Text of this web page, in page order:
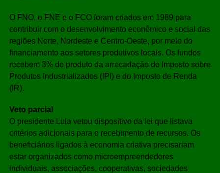
O FNO, o FNE e o FCO foram criados em 1989 para
contribuir com o desenvolvimento econômico e social das
regiões Norte, Nordeste e Centro-Oeste, por meio do
financiamento aos setores produtivos locais. Os fundos
recebem 3% do produto da arrecadação do Imposto sobre
Produtos Industrializados (IPI) e do Imposto de Renda
(IR).
Veto parcial
O presidente Lula vetou dispositivo da lei que listava
critérios adicionais para o recebimento de recursos. Os
beneficiários ligados à economia criativa precisariam
estar organizados como microempreendedores
individuais, associações, cooperativas, sociedades